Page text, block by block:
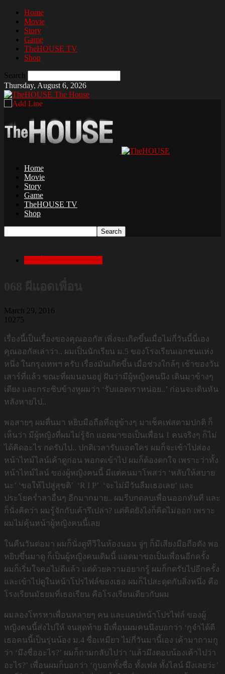
Home
Movie
Story
Game
TheHOUSE TV
Shop
Search
Thursday, August 6, 2026
The House
Home
Movie
Story
Game
TheHOUSE TV
Shop
March 29, 2016
10275
เรื่องนี้เป็นเรื่องของคุณออกัส เพิ่งจะเกิดขึ้นเมื่อไม่กี่วันนี้นี่เอง
คุณออกัสเล่าว่า.. ผมเป็นนักเรียน ม.5 ของโรงเรียนเอกชนแห่ง
หนึ่ง ในกรุงเทพฯ ครับ เรื่องมันเกิดขึ้น เมื่อช่วงใกล้ๆ เช้าของวัน
เสาร์ที่แล้ว ขณะที่ผมนอนอยู่ ฝันว่ามีผู้หญิงคนนึง เดินมาข้างๆ
เตียง และกระซิบข้างหูผมว่า ‘รับแอดเราหน่อย..’ ก่อนจะเดินหัน
หลังหายไป..
พอสายๆ ผมตื่นมา หยิบมือถือที่อยู่ข้างๆ มาเช็คเฟสตามปกติ ก็
เห็นว่า มีผู้หญิงที่ผมไม่รู้จัก แอดมาขอเป็นเพื่อน 1 คนจริงๆ ก็ไม่
ได้คิดอะไร กดรับไป.. ปกติเวลารับแอดใคร ผมก็จะเข้าไปส่อง
หน้าไทม์ไลน์เค้าดูก่อน พอกดเข้าไป ผมก็ต้องตกใจ เพราะว่าทั้ง
หน้าไทม์ไลน์ ของผู้หญิงคนนี้ มีแต่คนมาโพสว่า ‘หลับให้สบาย
นะ’ ‘ขอให้ไปสู่สุขติ’ ‘R I P’ ‘จะไม่มีวันลืมเธอเลย’ และ
ประโยคร่ำลาอื่นๆ อีกมากมาย.. ผมรีบกดลบเพื่อนออกทันที และ
ก็นั่งคิดว่า ผมรู้จักกับเค้ารึเปล่า? แต่คิดยังไงก็คิดไม่ออก เพราะ
ผมไม่คุ้นหน้าผู้หญิงคนนี้เลย
ในคืนวันต่อมา ผมก็นั่งดูทีวีในห้องนอน จู่ๆ ก็มีเสียงมือถือดัง พอ
หยิบขึ้นมาดู ก็เป็นผู้หญิงคนเดิมนี้ แอดมาขอเป็นเพื่อนอีกครั้ง
ผมก็เริ่มใจคอไม่ดีแล้ว แต่ด้วยความอยากรู้ ผมก็กดรับไปอีกครั้ง
และเข้าไปดูในหน้าโปรไฟล์ของเธอ ผมก็ไปสะดุดกับสิ่งหนึ่ง คือ
โรงเรียนมัธยมที่เธอเรียน คือโรงเรียนเดียวกับผม
ผมลองโทรหาเพื่อนหลายๆ คน และแคปหน้าโปรไฟล์ ของผู้
หญิงคนนี้ส่งไปให้ จนสุดท้าย มีเพื่อนผมคนนึงบอกว่า ‘กูจำได้ดี
เธอคนนี้เป็นรุ่นน้อง ม.4 ชื่อเหมียว ไม่กี่วันมานี้เอง เค้ามาถามกู
ว่า ‘มึงชื่ออะไร?’ ผมก็ถามกลับไปว่า ‘แล้วมึงตอบน้องเค้าไปว่า
อะไร?’ เพื่อนผมก็บอกว่า ‘กูบอกทั้งชื่อ ทั้งเฟส ทั้งไลน์ มึงเลยว่ะ’